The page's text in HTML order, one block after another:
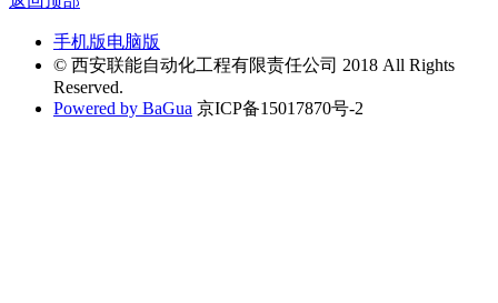
手机版电脑版
© 西安联能自动化工程有限责任公司 2018 All Rights
Reserved.
Powered by BaGua 京ICP备15017870号-2